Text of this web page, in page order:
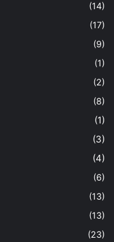
(14)
(17)
(9)
(1)
(2)
(8)
(1)
(3)
(4)
(6)
(13)
(13)
(23)